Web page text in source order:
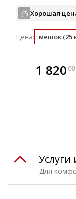
Хорошая
Цена: мешок (25
1 820 00
Для
Услуги